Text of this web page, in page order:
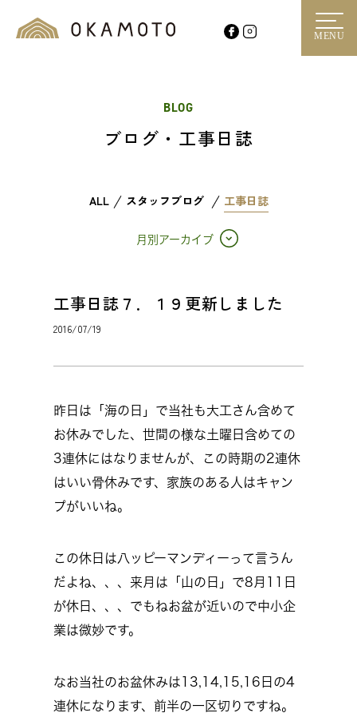
MENU
BLOG
ブログ・工事日誌
ALL スタッフブログ 工事日誌
月別アーカイブ
工事日誌７．１９更新しました
2016/07/19
昨日は「海の日」で当社も大工さん含めて
お休みでした、世間の様な土曜日含めての
3連休にはなりませんが、この時期の2連休
はいい骨休みです、家族のある人はキャン
プがいいね。
この休日は八ッピーマンディーって言うん
だよね、、、来月は「山の日」で8月11日
が休日、、、でもねお盆が近いので中小企
業は微妙です。
なお当社のお盆休みは13,14,15,16日の4
連休になります、前半の一区切りですね。